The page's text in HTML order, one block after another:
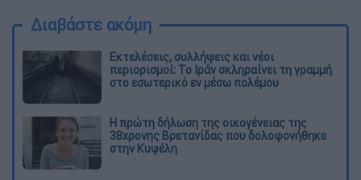
Διαβάστε ακόμη
Εκτελέσεις, συλλήψεις και νέοι
περιορισμοί: Το Ιράν σκληραίνει τη γραμμή
στο εσωτερικό εν μέσω πολέμου
Η πρώτη δήλωση της οικογένειας της
38χρονης Βρετανίδας που δολοφονήθηκε
στην Κυψέλη